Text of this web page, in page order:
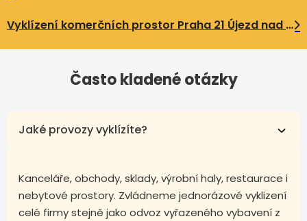
Vyklízení komerčních prostor Praha 21 Újezd nad Lesy
Často kladené otázky
Jaké provozy vyklízíte?
Kanceláře, obchody, sklady, výrobní haly, restaurace i
nebytové prostory. Zvládneme jednorázové vyklizení
celé firmy stejně jako odvoz vyřazeného vybavení z